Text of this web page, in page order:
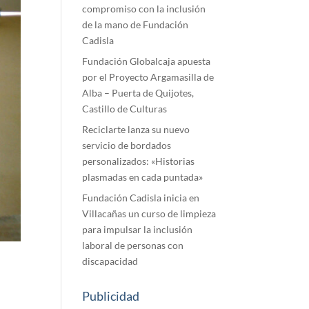
compromiso con la inclusión
de la mano de Fundación
Cadisla
Fundación Globalcaja apuesta
por el Proyecto Argamasilla de
Alba – Puerta de Quijotes,
Castillo de Culturas
Reciclarte lanza su nuevo
servicio de bordados
personalizados: «Historias
plasmadas en cada puntada»
Fundación Cadisla inicia en
Villacañas un curso de limpieza
para impulsar la inclusión
laboral de personas con
discapacidad
Publicidad